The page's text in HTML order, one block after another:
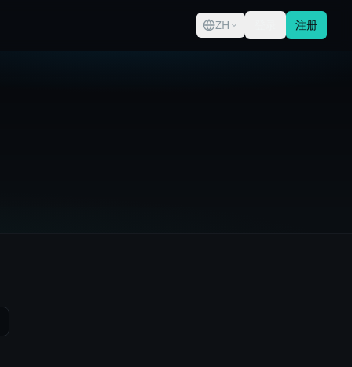
ZH 注册